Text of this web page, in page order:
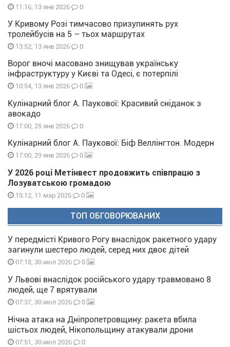
11:16, 13 янв 2026 0
У Кривому Розі тимчасово призупинять рух
тролейбусів на 5 – тьох маршрутах
13:52, 13 янв 2026 0
Ворог вночі масовано знищував українську
інфраструктуру у Києві та Одесі, є потерпілі
10:54, 13 янв 2026 0
Кулінарний блог А. Паукової: Красивий сніданок з
авокадо
17:00, 25 янв 2026 0
Кулінарний блог А. Паукової: Біф Веллінгтон. Модерн
17:00, 29 янв 2026 0
У 2026 році Метінвест продовжить співпрацю з
Лозуватською громадою
15:12, 11 мар 2026 0
ТОП ОБГОВОРЮВАНИХ
У передмісті Кривого Рогу внаслідок ракетного удару
загинули шестеро людей, серед них двоє дітей
07:18, 30 июл 2026 0
У Львові внаслідок російського удару травмовано 8
людей, ще 7 врятували
07:37, 30 июл 2026 0
Нічна атака на Дніпропетровщину: ракета вбила
шістьох людей, Нікопольщину атакували дрони
07:51, 30 июл 2026 0